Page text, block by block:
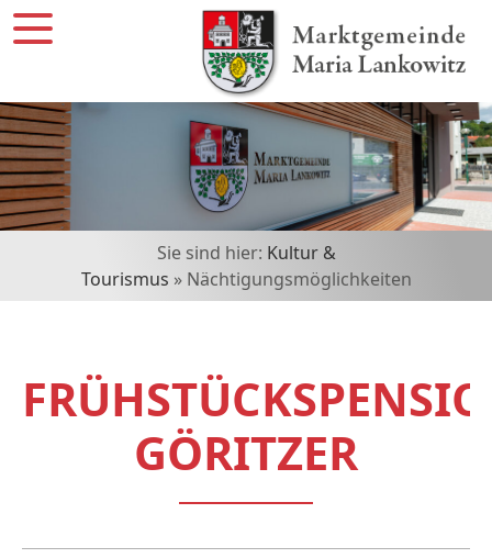
Sie sind hier: Kultur &
Tourismus » Nächtigungsmöglichkeiten
GÖRITZER